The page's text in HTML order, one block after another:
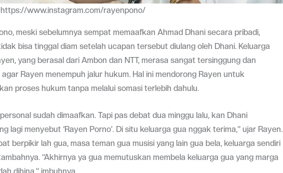
https://www.instagram.com/rayenpono/
meski sebelumnya sempat memaafkan Ahmad Dhani secara pribadi,
bisa tinggal diam setelah ucapan tersebut diulang oleh Dhani. Keluarga
yang berasal dari Ambon dan NTT, merasa sangat tersinggung dan
Rayen menempuh jalur hukum. Hal ini mendorong Rayen untuk
proses hukum tanpa melalui somasi terlebih dahulu.
sudah dimaafkan. Tapi pas debat dua minggu lalu, kan Dhani
lagi menyebut ‘Rayen Porno’. Di situ keluarga gua nggak terima,” ujar Rayen.
berpikir lah gua, masa teman gua musisi yang lain gua bela, keluarga sendiri
“Akhirnya ya gua memutuskan membela keluarga gua yang marga